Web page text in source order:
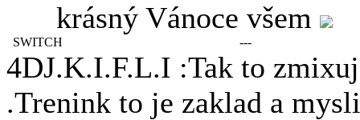
krásný Vánoce všem
SWITCH ---
4DJ.K.I.F.L.I :Tak to
.Trenink to je zaklad a